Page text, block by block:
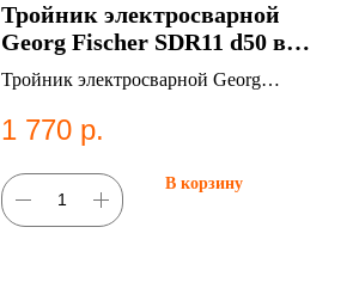
Тройник электросварной
Georg Fischer SDR11 d50 в
Казани
Тройник электросварной Georg
1 770 р.
В корзину